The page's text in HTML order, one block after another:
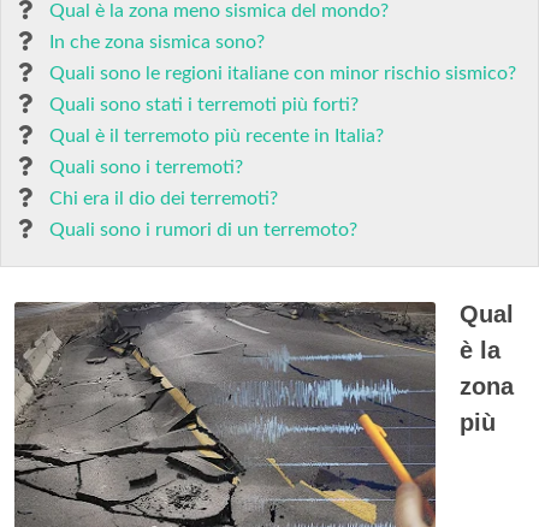
Qual è la zona meno sismica del mondo?
In che zona sismica sono?
Quali sono le regioni italiane con minor rischio sismico?
Quali sono stati i terremoti più forti?
Qual è il terremoto più recente in Italia?
Quali sono i terremoti?
Chi era il dio dei terremoti?
Quali sono i rumori di un terremoto?
Qual
è la
zona
più